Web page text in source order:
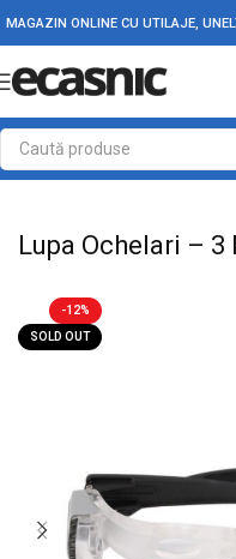
MAGAZIN ONLINE CU UTILAJE,
Prima pagină Scule - Unelte
Lupa Ochelari – 3
-12%
SOLD OUT